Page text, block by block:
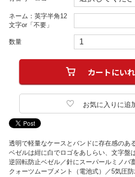
ネーム：英字半角12
文字or「不要」
数量
透明で軽量なケースとバンドに存在感のあ
ベゼルは紺に白でロゴをあしらい、文字盤
逆回転防止ベゼル／針にスーパールミノバ
クォーツムーブメント（電池式）／5気圧